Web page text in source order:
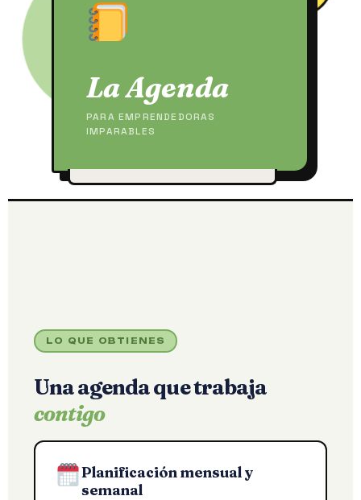
La Agenda
PARA EMPRENDEDORAS
IMPARABLES
LO QUE OBTIENES
Una agenda que trabaja
contigo
Planificación mensual y
semanal